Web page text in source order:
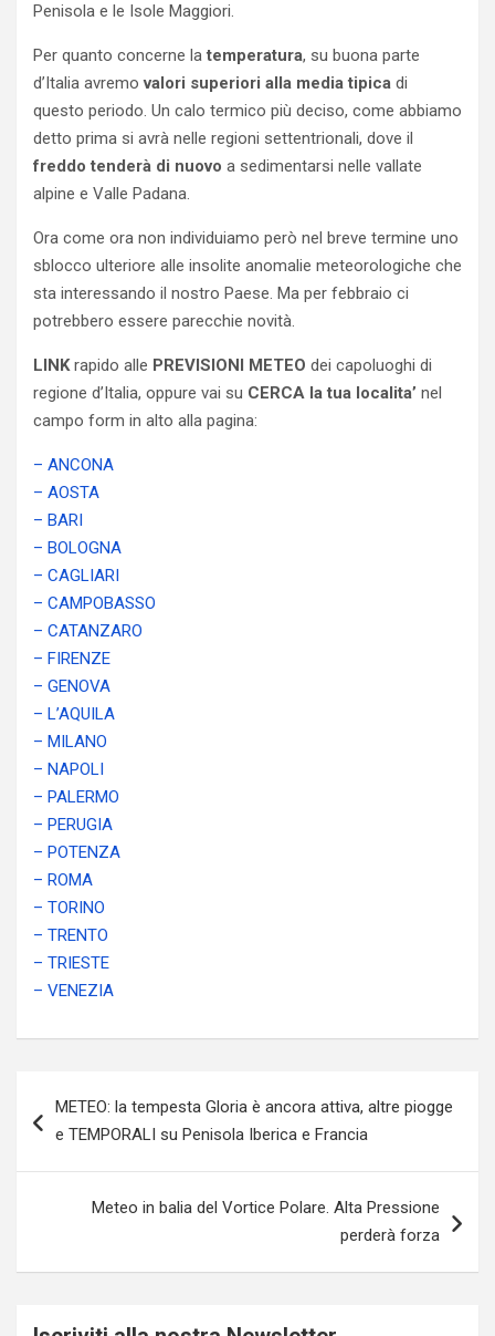
Penisola e le Isole Maggiori.
Per quanto concerne latemperatura, su buona parte
d’Italia avremovalori superiori alla media tipica di
questo periodo. Un calo termico più deciso, come abbiamo
detto prima si avrà nelle regioni settentrionali, dove il
freddo tenderà di nuovo a sedimentarsi nelle vallate
alpine e Valle Padana.
Ora come ora non individuiamo però nel breve termine uno
sblocco ulteriore alle insolite anomalie meteorologiche che
sta interessando il nostro Paese. Ma per febbraio ci
potrebbero essere parecchie novità.
LINKrapido alle PREVISIONI METEO dei capoluoghi di
regione d’Italia, oppure vai su CERCA la tua localita’ nel
campo form in alto alla pagina:
– ANCONA
– AOSTA
– BARI
– BOLOGNA
– CAGLIARI
– CAMPOBASSO
– CATANZARO
– FIRENZE
– GENOVA
– L’AQUILA
– MILANO
– NAPOLI
– PALERMO
– PERUGIA
– POTENZA
– ROMA
– TORINO
– TRENTO
– TRIESTE
– VENEZIA
articoli
METEO: la tempesta Gloria è ancora attiva, altre piogge
e TEMPORALI su Penisola Iberica e Francia
Meteo in balia del Vortice Polare. Alta Pressione
perderà forza